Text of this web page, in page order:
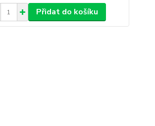
Přidat do košíku